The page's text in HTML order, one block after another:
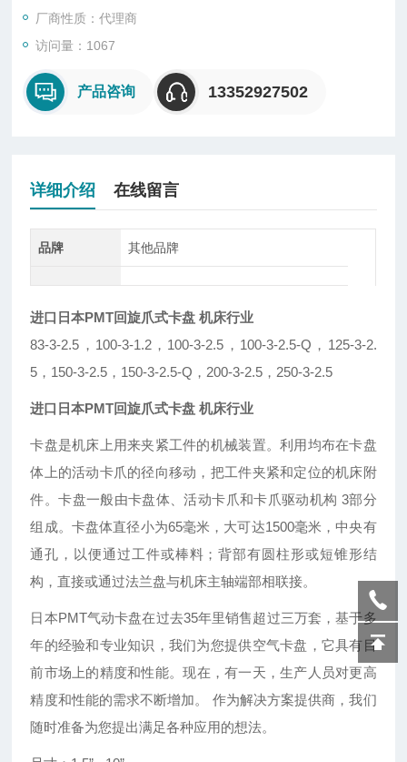
厂商性质：代理商
访问量：1067
产品咨询 13352927502
详细介绍 在线留言
品牌 其他品牌
进口日本PMT回旋爪式卡盘 机床行业
83-3-2.5，100-3-1.2，100-3-2.5，100-3-2.5-Q，125-3-2.
5，150-3-2.5，150-3-2.5-Q，200-3-2.5，250-3-2.5
进口日本PMT回旋爪式卡盘 机床行业
卡盘是机床上用来夹紧工件的机械装置。利用均布在卡盘
体上的活动卡爪的径向移动，把工件夹紧和定位的机床附
件。卡盘一般由卡盘体、活动卡爪和卡爪驱动机构 3部分
组成。卡盘体直径小为65毫米，大可达1500毫米，中央有
通孔，以便通过工件或棒料；背部有圆柱形或短锥形结
构，直接或通过法兰盘与机床主轴端部相联接。
日本PMT气动卡盘在过去35年里销售超过三万套，基于多
年的经验和专业知识，我们为您提供空气卡盘，它具有目
前市场上的精度和性能。现在，有一天，生产人员对更高
精度和性能的需求不断增加。 作为解决方案提供商，我们
随时准备为您提出满足各种应用的想法。